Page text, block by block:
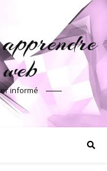
informé